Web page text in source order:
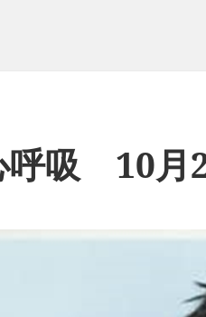
吸 10月